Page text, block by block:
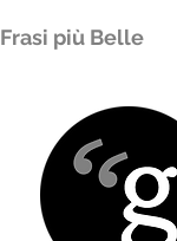
Frasi più Belle